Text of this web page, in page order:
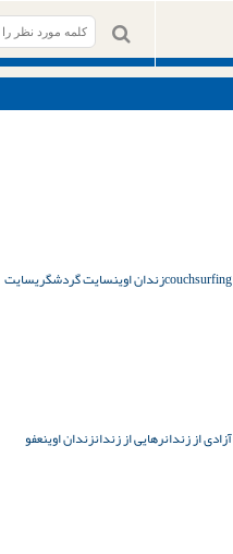
couchsurfingزندان اوینسایت گردشگریسایت
آزادی از زندانرهایی از زندانزندان اوینعفو